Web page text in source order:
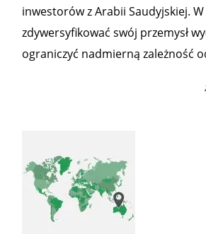
inwestorów z Arabii Saudyjskiej.
zdywersyfikować swój przemysł
ograniczyć nadmierną zależność